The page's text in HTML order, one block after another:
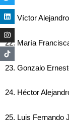
21. Víctor
22. María
23. Gonzalo
24. Héctor
25. Luis Fernando